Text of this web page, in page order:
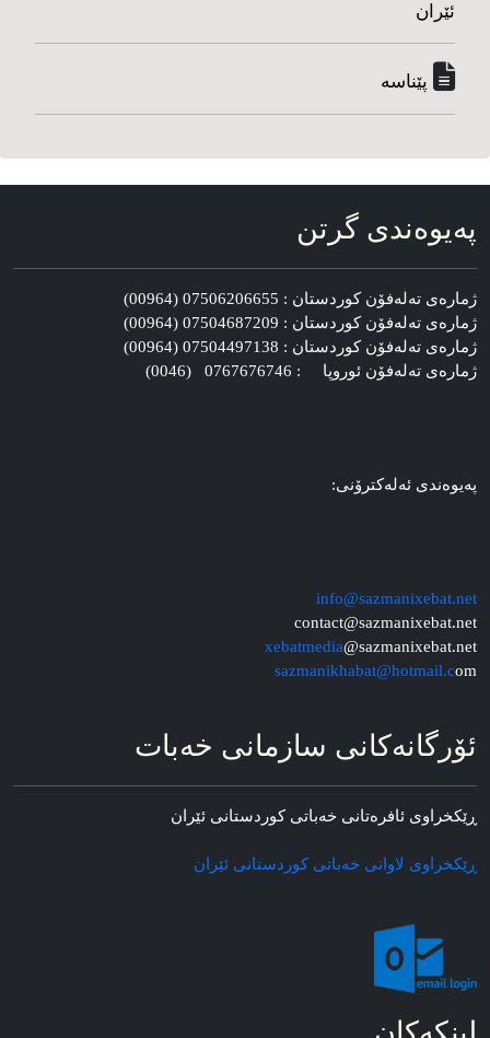
ئێران
پێناسه‌
په‌یوه‌ندی گرتن
ژماره‌ی ته‌له‌فۆن کوردستان : 07506206655 (00964)
ژماره‌ی ته‌له‌فۆن کوردستان : 07504687209 (00964)
ژماره‌ی ته‌له‌فۆن کوردستان : 07504497138 (00964)
ژماره‌ی ته‌له‌فۆن ئوروپا : 0767676746 (0046)
په‌یوه‌ندی ئه‌له‌کترۆنی:
info@sazmanixebat.net
contact@sazmanixebat.net
xebatmedia@sazmanixebat.net
sazmanikhabat@hotmail.com
ئۆرگانه‌کانی سازمانی خه‌بات
ڕێکخراوی ئافره‌تانی خه‌باتی کوردستانی ئێران
ڕێکخراوی لاوانی خه‌باتی کوردستانی ئێران